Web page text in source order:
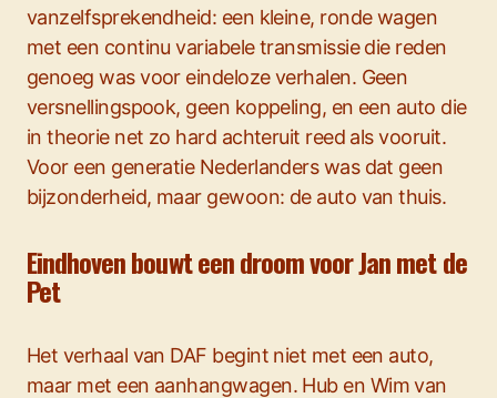
vanzelfsprekendheid: een kleine, ronde wagen
met een continu variabele transmissie die reden
genoeg was voor eindeloze verhalen. Geen
versnellingspook, geen koppeling, en een auto die
in theorie net zo hard achteruit reed als vooruit.
Voor een generatie Nederlanders was dat geen
bijzonderheid, maar gewoon: de auto van thuis.
Eindhoven bouwt een droom voor Jan met de
Pet
Het verhaal van DAF begint niet met een auto,
maar met een aanhangwagen. Hub en Wim van